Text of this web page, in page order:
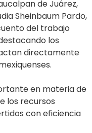
de Juárez,
Sheinbaum Pardo,
del trabajo
los
directamente
en materia de
los recursos
con eficiencia